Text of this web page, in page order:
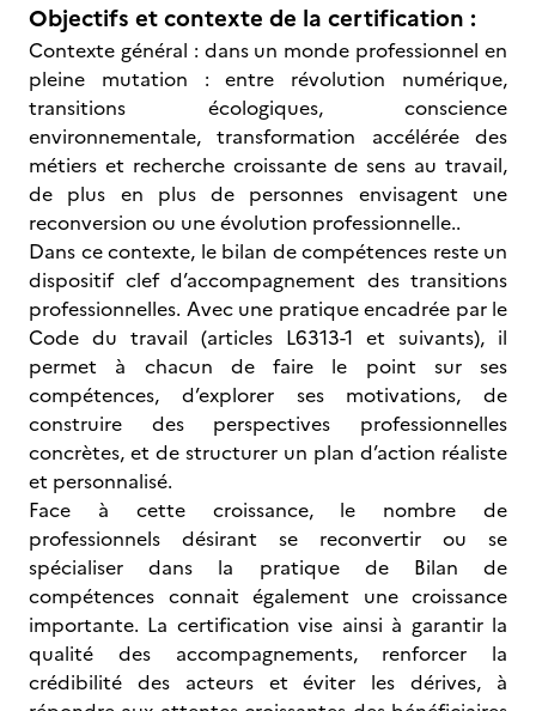
Objectifs et contexte de la certification :
Contexte général : dans un monde professionnel en
pleine mutation : entre révolution numérique,
transitions écologiques, conscience
environnementale, transformation accélérée des
métiers et recherche croissante de sens au travail,
de plus en plus de personnes envisagent une
reconversion ou une évolution professionnelle..
Dans ce contexte, le bilan de compétences reste un
dispositif clef d’accompagnement des transitions
professionnelles. Avec une pratique encadrée par le
Code du travail (articles L6313-1 et suivants), il
permet à chacun de faire le point sur ses
compétences, d’explorer ses motivations, de
construire des perspectives professionnelles
concrètes, et de structurer un plan d’action réaliste
et personnalisé.
Face à cette croissance, le nombre de
professionnels désirant se reconvertir ou se
spécialiser dans la pratique de Bilan de
compétences connait également une croissance
importante. La certification vise ainsi à garantir la
qualité des accompagnements, renforcer la
crédibilité des acteurs et éviter les dérives, à